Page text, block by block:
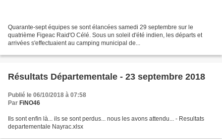
Quarante-sept équipes se sont élancées samedi 29 septembre sur le
quatrième Figeac Raid'O Célé. Sous un soleil d'été indien, les départs et
arrivées s'effectuaient au camping municipal de...
Résultats Départementale - 23 septembre 2018
Publié le 06/10/2018 à 07:58
Par FiNO46
Ils sont enfin là... ils se sont perdus... nous les avons attendu... - Resultats
departementale Nayrac.xlsx